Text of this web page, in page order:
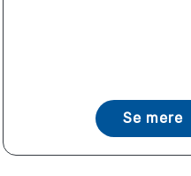
Se mere